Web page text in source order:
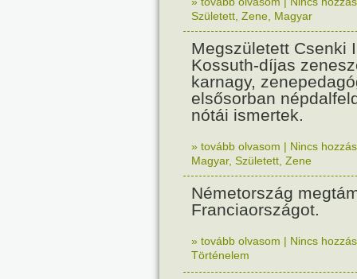
Született Zene Magyar
Megszületett Csenki
Kossuth-díjas
karnagy,
elsősorban
nótái ismertek.
» tovább olvasom | Nincs
Magyar, Született Zene
Németország
Franciaországot.
» tovább olvasom | Nincs
Történelem